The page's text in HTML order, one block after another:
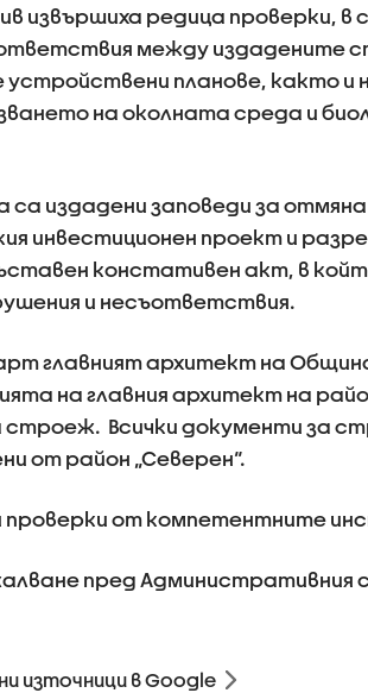
извършиха редица проверки, в
между издадените
планове, както и
на околната среда и
са издадени заповеди за
инвестиционен проект и
констативен акт, в
и несъответствия.
главният архитект на
на главния архитект на
строеж. Всички документи за
от район „Северен“.
проверки от компетентните
пред Административния
източници в Google